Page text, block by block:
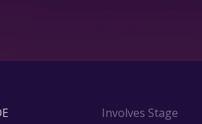
Involves Stage